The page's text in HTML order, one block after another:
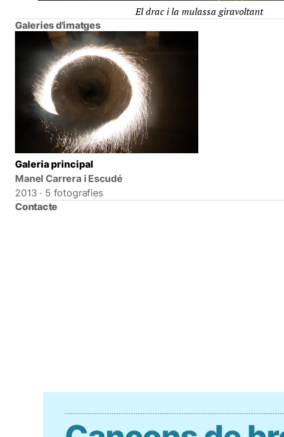
El drac i la mulassa giravoltant
Galeries d'imatges
Galeria principal
Manel Carrera i Escudé
2013 · 5 fotografies
Contacte